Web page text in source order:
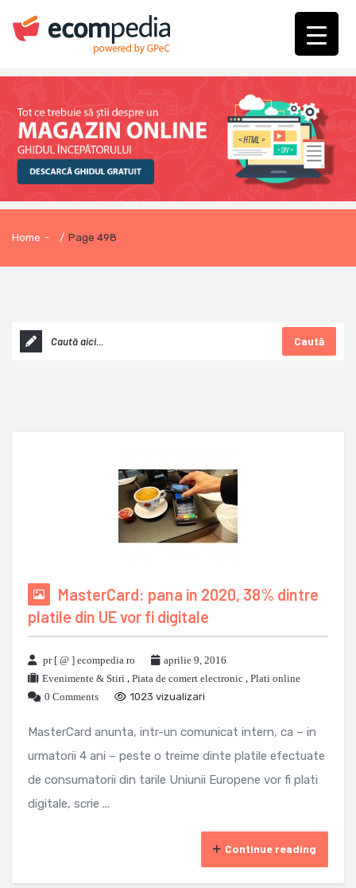
Home - / Page 498
Caută
MasterCard: pana in 2020, 38% dintre
platile din UE vor fi digitale
pr [ @ ] ecompedia ro
aprilie 9, 2016
Evenimente & Stiri , Piata de comert electronic , Plati online
0 Comments
1023 vizualizari
MasterCard anunta, intr-un comunicat intern, ca – in
urmatorii 4 ani – peste o treime dinte platile efectuate
de consumatorii din tarile Uniunii Europene vor fi plati
digitale, scrie ...
Continue reading